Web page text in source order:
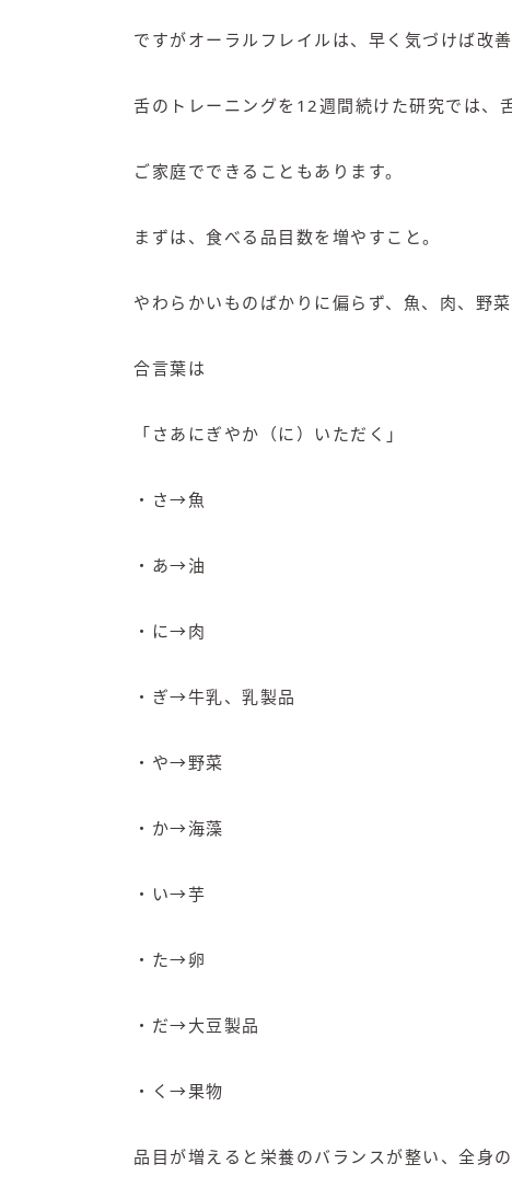
ですがオーラルフレイルは、早く気づけば改善
舌のトレーニングを12週間続けた研究では、
ご家庭でできることもあります。
まずは、食べる品目数を増やすこと。
やわらかいものばかりに偏らず、魚、肉、野
合言葉は
「さあにぎやか（に）いただく」
・さ→魚
・あ→油
・に→肉
・ぎ→牛乳、乳製品
・や→野菜
・か→海藻
・い→芋
・た→卵
・だ→大豆製品
・く→果物
品目が増えると栄養のバランスが整い、全身